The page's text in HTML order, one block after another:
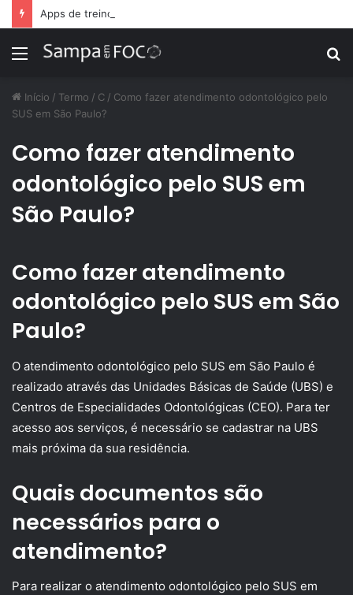
Menu
Início / Termo / C / Como fazer atendimento odontológico pelo
SUS em São Paulo?
Como fazer atendimento
odontológico pelo SUS em
São Paulo?
Como fazer atendimento
odontológico pelo SUS em São
Paulo?
O atendimento odontológico pelo SUS em São Paulo é
realizado através das Unidades Básicas de Saúde (UBS) e
Centros de Especialidades Odontológicas (CEO). Para ter
acesso aos serviços, é necessário se cadastrar na UBS
mais próxima da sua residência.
Quais documentos são
necessários para o
atendimento?
Para realizar o atendimento odontológico pelo SUS em